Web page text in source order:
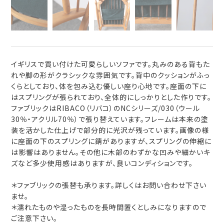
イギリスで買い付けた可愛らしいソファです。丸みのある背もた
れや脚の形がクラシックな雰囲気です。背中のクッションがふっ
くらとしており、体を包み込む優しい座り心地です。座面の下に
はスプリングが張られており、全体的にしっかりとした作りです。
ファブリックはRIBACO（リバコ）のNCシリーズ/030（ウール
30％・アクリル70％）で張り替えています。フレームは本来の塗
装を活かした仕上げで部分的に光沢が残っています。画像の様
に座面の下のスプリングに錆がありますが、スプリングの伸縮に
は影響はありません。その他に木部のわずかな凹みや細かいキ
ズなど多少使用感はありますが、良いコンディションです。
＊ファブリックの張替も承ります。詳しくはお問い合わせ下さい
ませ。
＊濡れたものや湿ったものを長時間置くとしみになりますので
ご注意下さい。